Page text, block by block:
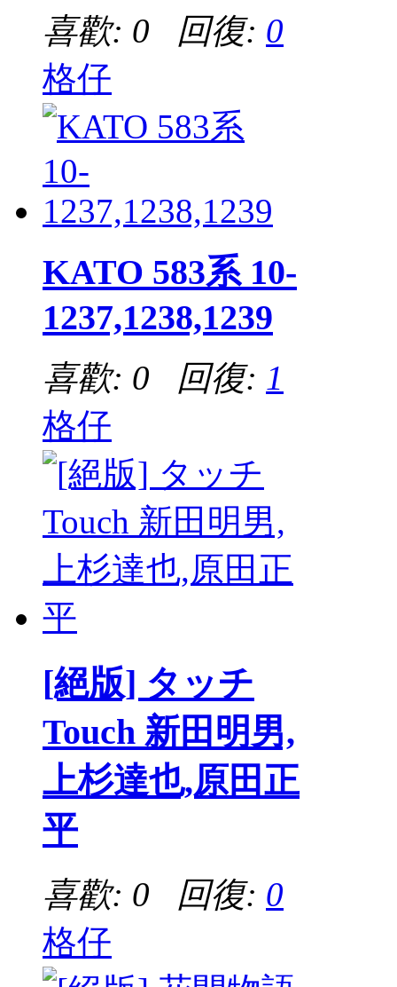
喜歡: 0 回復: 0
格仔
KATO 583系 10-
1237,1238,1239
喜歡: 0 回復: 1
格仔
[絕版] タッチ
Touch 新田明男,
上杉達也,原田正
平
喜歡: 0 回復: 0
格仔